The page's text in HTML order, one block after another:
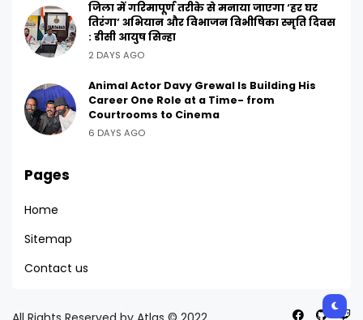
जिला में गरिमापूर्ण तरीके से मनाया जाएगा ‘हर घर
तिरंगा’ अभियान और विभाजन विभीषिका स्मृति दिवस
: डीसी आयुष सिन्हा
2 DAYS AGO
Animal Actor Davy Grewal Is Building His
Career One Role at a Time- from
Courtrooms to Cinema
6 DAYS AGO
Pages
Home
Sitemap
Contact us